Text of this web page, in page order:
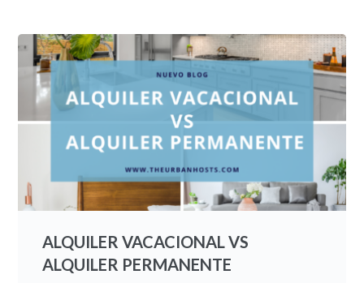
ALQUILER VACACIONAL VS
ALQUILER PERMANENTE